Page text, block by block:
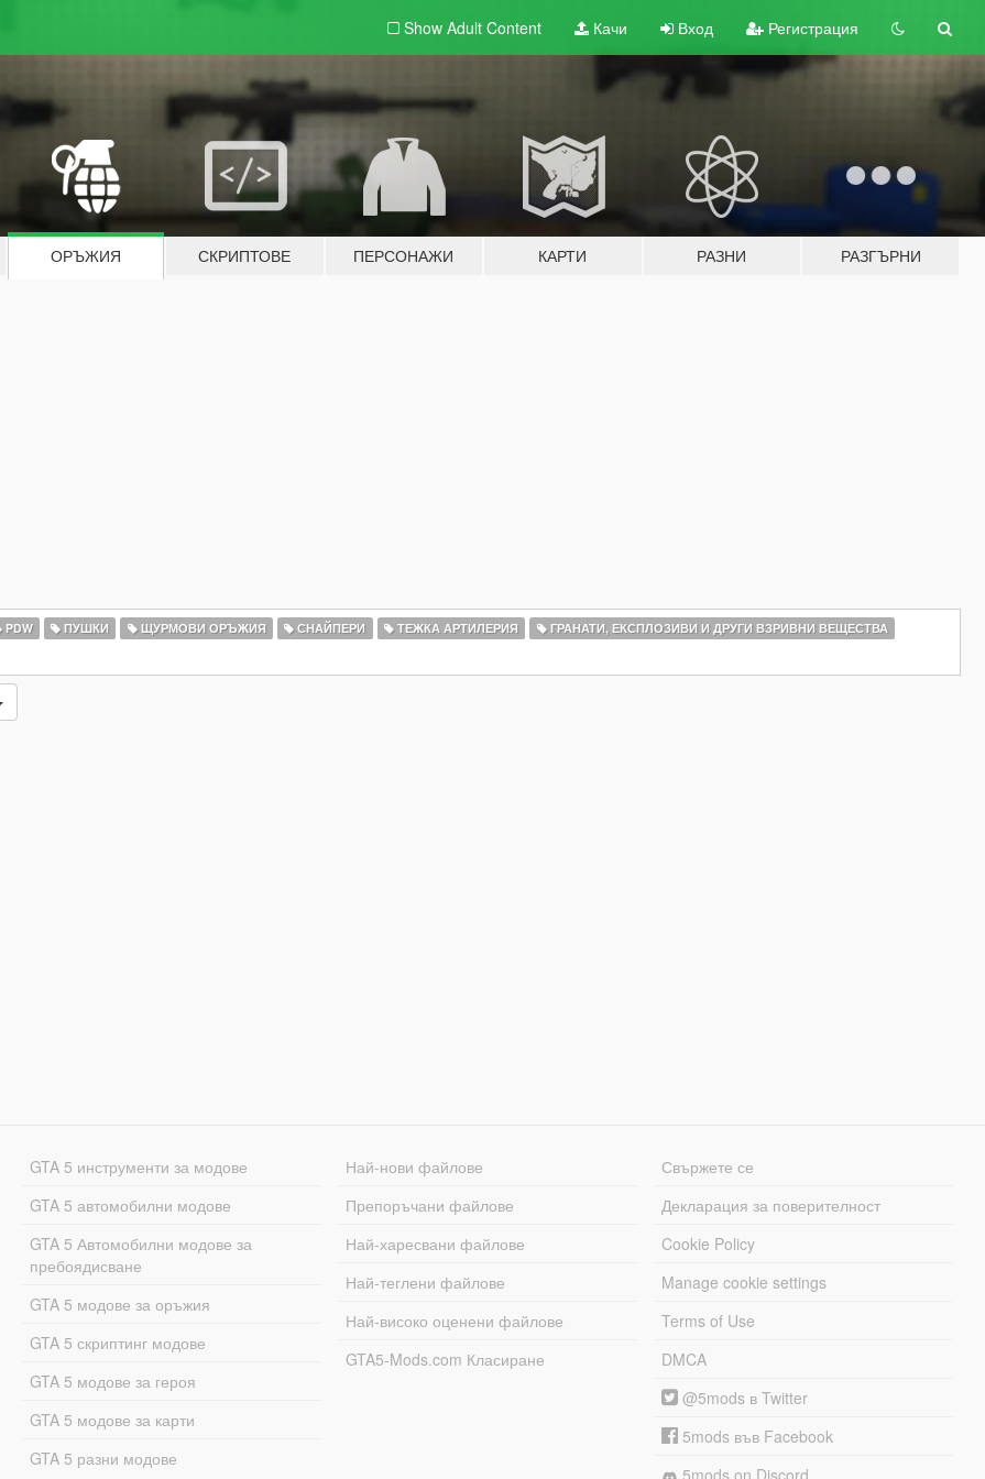
Show Adult Content Качи Вход Регистрация
ОРЪЖИЯ СКРИПТОВЕ ПЕРСОНАЖИ КАРТИ РАЗНИ РАЗГЪРНИ
PDW ПУШКИ ЩУРМОВИ ОРЪЖИЯ СНАЙПЕРИ ТЕЖКА АРТИЛЕРИЯ
ГРАНАТИ, ЕКСПЛОЗИВИ И ДРУГИ ВЗРИВНИ ВЕЩЕСТВА
GTA 5 инструменти за модове
GTA 5 автомобилни модове
GTA 5 Автомобилни модове за
пребоядисване
GTA 5 модове за оръжия
GTA 5 скриптинг модове
GTA 5 модове за героя
GTA 5 модове за карти
GTA 5 разни модове
Най-нови файлове
Препоръчани файлове
Най-харесвани файлове
Най-теглени файлове
Най-високо оценени файлове
GTA5-Mods.com Класиране
Свържете се
Декларация за поверителност
Cookie Policy
Manage cookie settings
Terms of Use
DMCA
@5mods в Twitter
5mods във Facebook
5mods on Discord